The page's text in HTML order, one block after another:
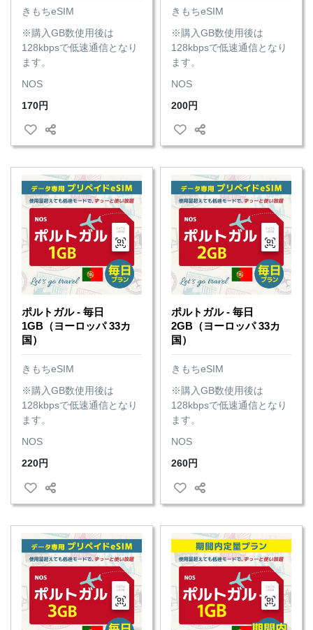
きもちeSIM
※購入GB数使用後は
128kbpsで低速通信となり
ます。
NOS
170円
きもちeSIM
※購入GB数使用後は
128kbpsで低速通信となり
ます。
NOS
200円
ポルトガル - 毎日
1GB（ヨーロッパ 33カ
国）
きもちeSIM
※購入GB数使用後は
128kbpsで低速通信となり
ます。
NOS
220円
ポルトガル - 毎日
2GB（ヨーロッパ 33カ
国）
きもちeSIM
※購入GB数使用後は
128kbpsで低速通信となり
ます。
NOS
260円